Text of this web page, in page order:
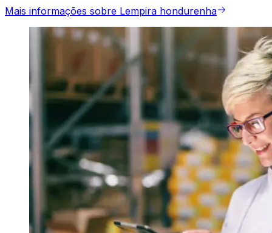
Mais informações sobre Lempira hondurenha